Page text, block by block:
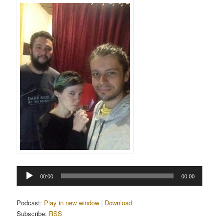
Tocador
00:00 00:00
Podcast: Play in new window | Download
Subscribe: RSS